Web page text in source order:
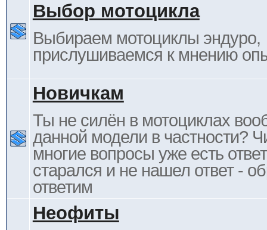
Выбор мотоцикла
Выбираем мотоциклы эндуро,
прислушиваемся к мнению
Новичкам
Ты не силён в мотоциклах
данной модели в частности?
многие вопросы уже есть
старался и не нашел ответ -
ответим
Неофиты